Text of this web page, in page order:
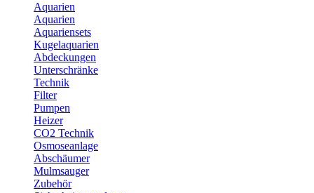
Aquarien
Aquarien
Aquariensets
Kugelaquarien
Abdeckungen
Unterschränke
Technik
Filter
Pumpen
Heizer
CO2 Technik
Osmoseanlage
Abschäumer
Mulmsauger
Zubehör